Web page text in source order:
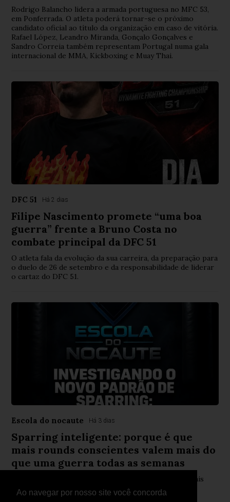
Ao navegar por nosso site você concorda
Rodrigo Balancho lidera a armada portuguesa no MFC 53,
em Ponferrada. O atleta poderá tornar-se o próximo
candidato oficial ao título da organização em caso de vitória.
Rafael López, Leandro Miranda, Gonçalo Gonçalves e
Sandro Correia também representam Portugal numa gala
internacional de MMA, Kickboxing e Muay Thai.
DFC 51 Há 2 dias
Filipe Nascimento promete “uma boa
guerra” frente a Bruno Costa no
combate principal da DFC 51
O atleta fala da evolução da sua carreira, da preparação para
o duelo de 26 de setembro e da responsabilidade de liderar
o cartaz do DFC 51.
Escola do nocaute Há 3 dias
Sparring inteligente: porque é que
mais rounds conscientes valem mais do
que uma guerra todas as semanas
Nova abordagem ao sparring defende menos risco, mais
aprendizagem e melhor desempenho competitivo